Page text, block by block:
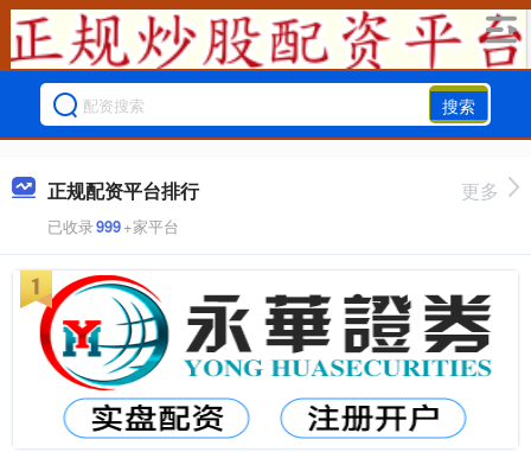
搜索
正规配资平台排行
已收录999+家平台
更多